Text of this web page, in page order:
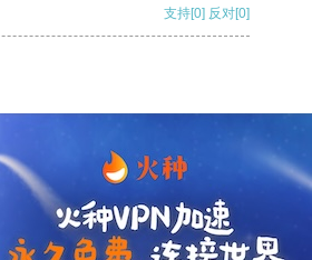
支持[0] 反对[0]
支持 [0] 反对 [0]